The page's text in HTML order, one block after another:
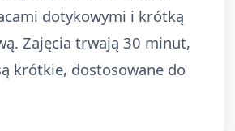
dotykowymi i krótką
Zajęcia trwają 30 minut,
krótkie, dostosowane do